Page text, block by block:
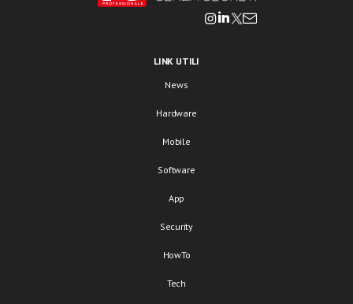
LINK UTILI
News
Hardware
Mobile
Software
App
Security
HowTo
Tech